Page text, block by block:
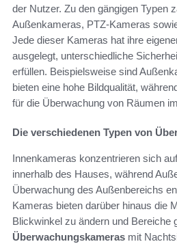
der Nutzer. Zu den gängigen Typen
Außenkameras, PTZ-Kameras
Jede dieser Kameras hat ihre
ausgelegt, unterschiedliche
erfüllen. Beispielsweise sind
bieten eine hohe Bildqualität,
für die Überwachung von Räumen
Die verschiedenen Typen von
Innenkameras konzentrieren sich
innerhalb des Hauses, während
Überwachung des Außenbereichs
Kameras bieten darüber hinaus die
Blickwinkel zu ändern und Bereiche
Überwachungskameras mit